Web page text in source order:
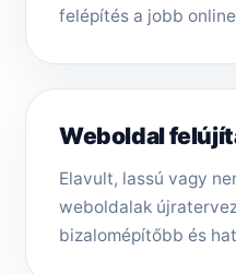
felépítés a jobb
Weboldal
Elavult, lassú vagy
weboldalak
bizalomépítőbb és